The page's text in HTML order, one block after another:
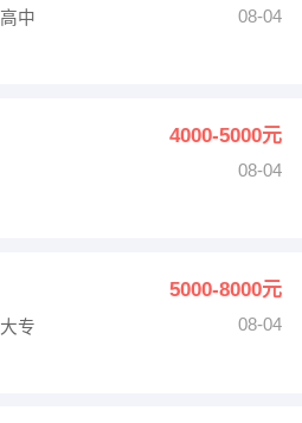
高中
08-04
4000-5000元
08-04
5000-8000元
大专
08-04